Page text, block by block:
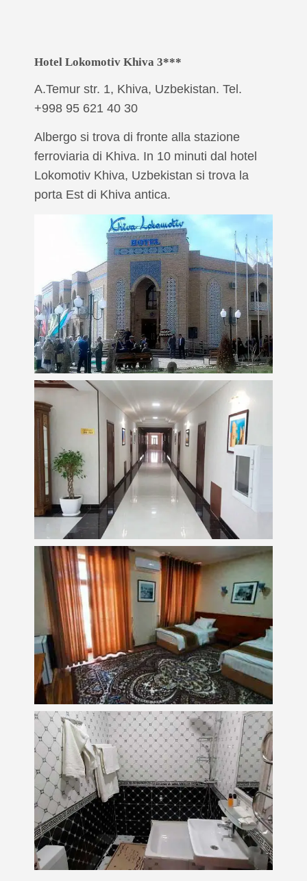
Hotel Lokomotiv Khiva 3***
A.Temur str. 1, Khiva, Uzbekistan. Tel.
+998 95 621 40 30
Albergo si trova di fronte alla stazione
ferroviaria di Khiva. In 10 minuti dal hotel
Lokomotiv Khiva, Uzbekistan si trova la
porta Est di Khiva antica.